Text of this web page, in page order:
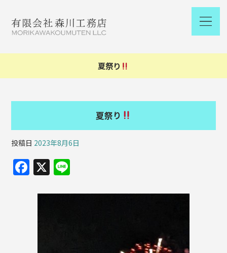
夏祭り
夏祭り
投稿日 2023年8月6日
F
c
X
e